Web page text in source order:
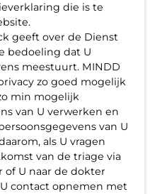
die is te
geeft over de Dienst
bedoeling dat U
meestuurt. MINDD
zo goed mogelijk
min mogelijk
van U verwerken en
van U
als U vragen
van de triage via
of U naar de dokter
contact opnemen met